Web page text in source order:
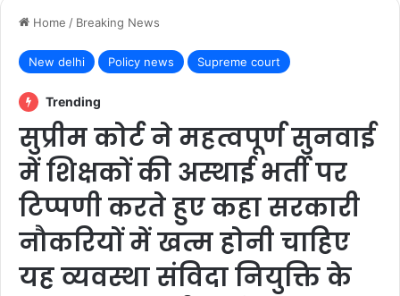
Home / Breaking News
New delhi Policy news Supreme court
Trending
सुप्रीम कोर्ट ने महत्वपूर्ण सुनवाई
में शिक्षकों की अस्थाई भर्ती पर
टिप्पणी करते हुए कहा सरकारी
नौकरियों में खत्म होनी चाहिए
यह व्यवस्था संविदा नियुक्ति के